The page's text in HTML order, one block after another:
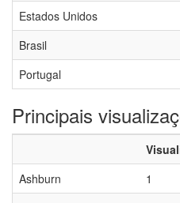
Estados Unidos
Brasil
Portugal
Principais
Ashburn
1